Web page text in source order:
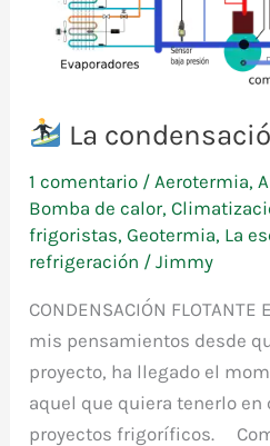
La
1 comentario / Aerotermia,
Bomba de calor,
frigoristas,Geotermia, La
refrigeración /Jimmy
CONDENSACIÓN
mis pensamientos desde
proyecto, ha llegado el
aquel que quiera tenerlo en
proyectos frigoríficos.